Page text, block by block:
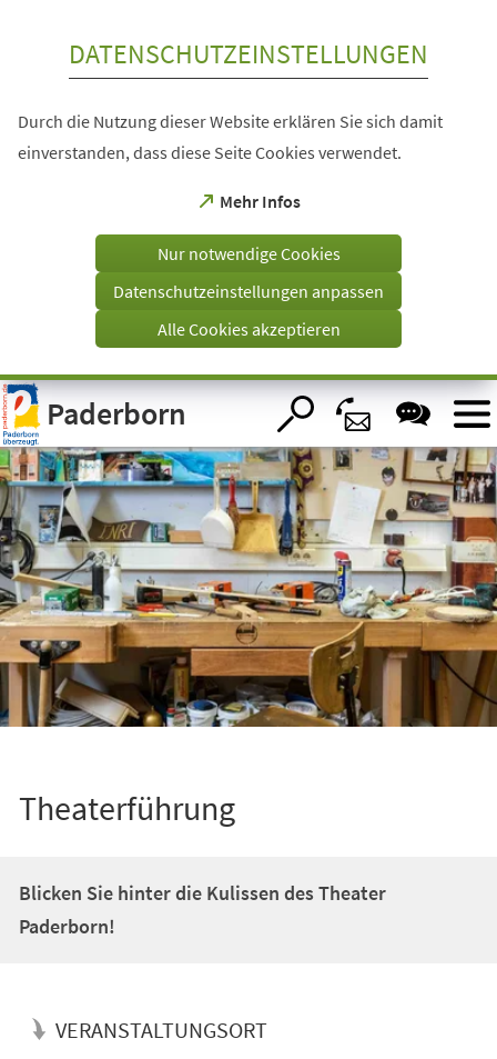
Visuelle
Assistenzsoftware
öffnen.
DATENSCHUTZEINSTELLUNGEN
Durch die Nutzung dieser Website erklären Sie sich damit
einverstanden, dass diese Seite Cookies verwendet.
Mehr Infos
(Öffnet
einem
Tab)
Nur notwendige Cookies
Datenschutzeinstellungen anpassen
Alle Cookies akzeptieren
Paderborn
Theaterführung
Blicken Sie hinter die Kulissen des Theater
Paderborn!
VERANSTALTUNGSORT